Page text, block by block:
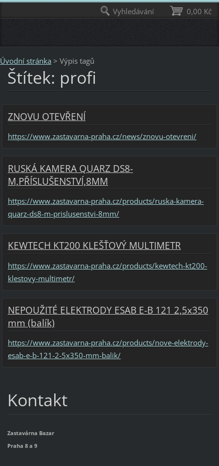
Úvodní stránka > Výpis tagů
Štítek: profi
ZNOVU OTEVŘENÍ
https://www.zastavarna-praha.cz/news/znovu-otevreni/
RUSKÁ KAMERA QUARZ DS8-
M,PŘÍSLUŠENSTVÍ,8MM
https://www.zastavarna-praha.cz/products/ruska-kamera-
quarz-ds8-m-prislusenstvi-8mm/
KEWTECH KT200 KLEŠŤOVÝ MULTIMETR
https://www.zastavarna-praha.cz/products/kewtech-kt200-
klestovy-multimetr/
NEPOUŽITÉ ELEKTRODY ESAB E-B 121 2,5x350
mm (balík)
https://www.zastavarna-praha.cz/products/nove-elektrody-
esab-e-b-121-2-5x350-mm-balik/
Kontakt
Zastavárna Bazar
Praha 8 a 9
0,00 Kč
Vyhledávání